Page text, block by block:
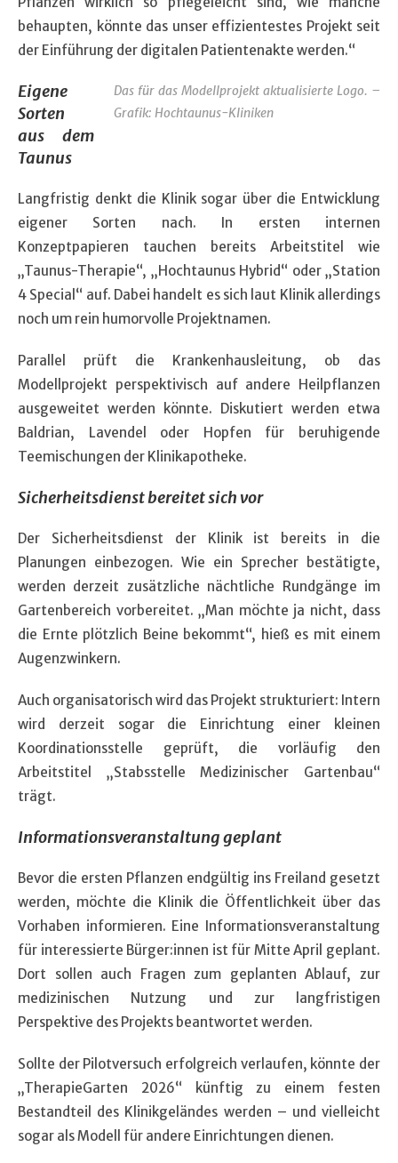
behaupten, könnte das unser effizientestes Projekt seit
der Einführung der digitalen Patientenakte werden.“
Das für das Modellprojekt aktualisierte Logo. –
Grafik: Hochtaunus-Kliniken
Eigene
Sorten
aus dem
Taunus
Langfristig denkt die Klinik sogar über die Entwicklung
eigener Sorten nach. In ersten internen
Konzeptpapieren tauchen bereits Arbeitstitel wie
„Taunus-Therapie“, „Hochtaunus Hybrid“ oder „Station
4 Special“ auf. Dabei handelt es sich laut Klinik allerdings
noch um rein humorvolle Projektnamen.
Parallel prüft die Krankenhausleitung, ob das
Modellprojekt perspektivisch auf andere Heilpflanzen
ausgeweitet werden könnte. Diskutiert werden etwa
Baldrian, Lavendel oder Hopfen für beruhigende
Teemischungen der Klinikapotheke.
Sicherheitsdienst bereitet sich vor
Der Sicherheitsdienst der Klinik ist bereits in die
Planungen einbezogen. Wie ein Sprecher bestätigte,
werden derzeit zusätzliche nächtliche Rundgänge im
Gartenbereich vorbereitet. „Man möchte ja nicht, dass
die Ernte plötzlich Beine bekommt“, hieß es mit einem
Augenzwinkern.
Auch organisatorisch wird das Projekt strukturiert: Intern
wird derzeit sogar die Einrichtung einer kleinen
Koordinationsstelle geprüft, die vorläufig den
Arbeitstitel „Stabsstelle Medizinischer Gartenbau“
trägt.
Informationsveranstaltung geplant
Bevor die ersten Pflanzen endgültig ins Freiland gesetzt
werden, möchte die Klinik die Öffentlichkeit über das
Vorhaben informieren. Eine Informationsveranstaltung
für interessierte Bürger:innen ist für Mitte April geplant.
Dort sollen auch Fragen zum geplanten Ablauf, zur
medizinischen Nutzung und zur langfristigen
Perspektive des Projekts beantwortet werden.
Sollte der Pilotversuch erfolgreich verlaufen, könnte der
„TherapieGarten 2026“ künftig zu einem festen
Bestandteil des Klinikgeländes werden – und vielleicht
sogar als Modell für andere Einrichtungen dienen.